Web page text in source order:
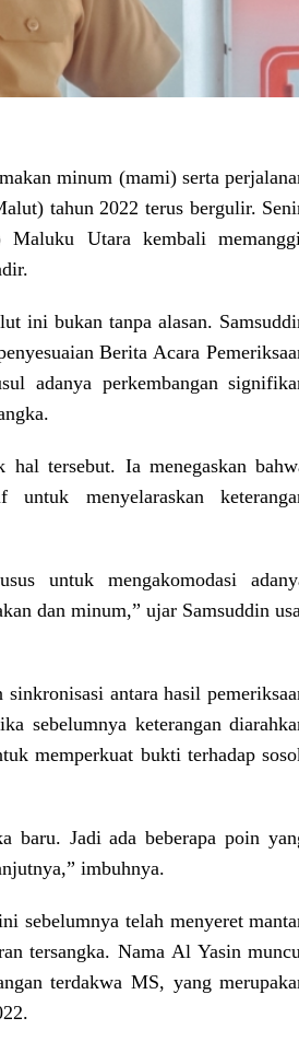
minum (mami) serta
tahun 2022 terus bergulir.
Utara kembali
ini bukan tanpa alasan.
Berita Acara
adanya perkembangan
tersebut. Ia menegaskan
menyelaraskan
untuk mengakomodasi
dan minum,” ujar Samsuddin
antara hasil
sebelumnya keterangan
memperkuat bukti terhadap
baru. Jadi ada beberapa poin
imbuhnya.
sebelumnya telah menyeret
tersangka. Nama Al Yasin
terdakwa MS, yang